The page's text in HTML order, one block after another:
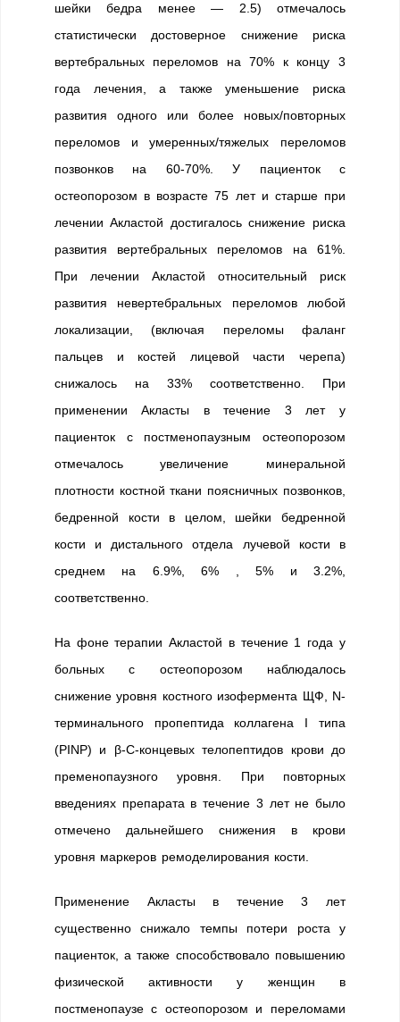
шейки бедра менее — 2.5) отмечалось
статистически достоверное снижение риска
вертебральных переломов на 70% к концу 3
года лечения, а также уменьшение риска
развития одного или более новых/повторных
переломов и умеренных/тяжелых переломов
позвонков на 60-70%. У пациенток с
остеопорозом в возрасте 75 лет и старше при
лечении Акластой достигалось снижение риска
развития вертебральных переломов на 61%.
При лечении Акластой относительный риск
развития невертебральных переломов любой
локализации, (включая переломы фаланг
пальцев и костей лицевой части черепа)
снижалось на 33% соответственно. При
применении Акласты в течение 3 лет у
пациенток с постменопаузным остеопорозом
отмечалось увеличение минеральной
плотности костной ткани поясничных позвонков,
бедренной кости в целом, шейки бедренной
кости и дистального отдела лучевой кости в
среднем на 6.9%, 6% , 5% и 3.2%,
соответственно.
На фоне терапии Акластой в течение 1 года у
больных с остеопорозом наблюдалось
снижение уровня костного изофермента ЩФ, N-
терминального пропептида коллагена I типа
(PINP) и β-С-концевых телопептидов крови до
пременопаузного уровня. При повторных
введениях препарата в течение 3 лет не было
отмечено дальнейшего снижения в крови
уровня маркеров ремоделирования кости.
Применение Акласты в течение 3 лет
существенно снижало темпы потери роста у
пациенток, а также способствовало повышению
физической активности у женщин в
постменопаузе с остеопорозом и переломами